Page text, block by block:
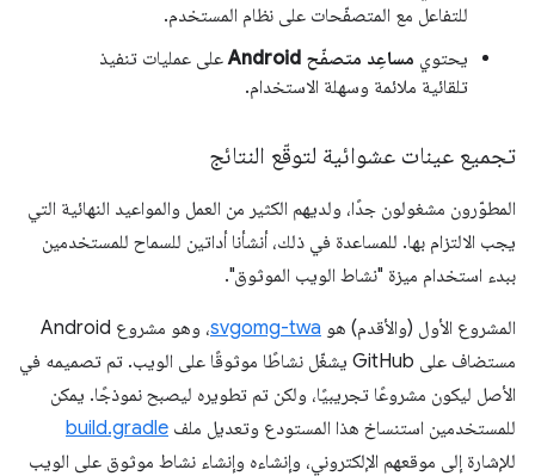
للتفاعل مع المتصفّحات على نظام المستخدم.
يحتوي مساعِد متصفّح Android
على عمليات تنفيذ
تلقائية ملائمة وسهلة الاستخدام.
تجميع عينات عشوائية لتوقّع النتائج
المطوّرون مشغولون جدًا، ولديهم الكثير من العمل والمواعيد النهائية التي
يجب الالتزام بها. للمساعدة في ذلك، أنشأنا أداتين للسماح للمستخدمين
ببدء استخدام ميزة "نشاط الويب الموثوق".
المشروع الأول (والأقدم) هو svgomg-twa
، وهو مشروع Android
مستضاف على GitHub يشغّل نشاطًا موثوقًا على الويب. تم تصميمه في
الأصل ليكون مشروعًا تجريبيًا، ولكن تم تطويره ليصبح نموذجًا. يمكن
للمستخدمين استنساخ هذا المستودع وتعديل ملف build.gradle
للإشارة إلى موقعهم الإلكتروني، وإنشاءه وإنشاء نشاط موثوق على الويب